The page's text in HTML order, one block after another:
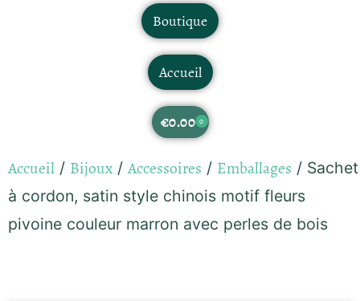
Boutique
Accueil
€0.00 0
Accueil / Bijoux /Accessoires / Emballages / Sachet
à cordon, satin style chinois motif fleurs
pivoine couleur marron avec perles de bois